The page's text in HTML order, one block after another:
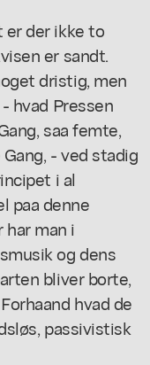
er der ikke to
er sandt.
dristig, men
hvad Pressen
saa femte,
- ved stadig
i al
paa denne
har man i
og dens
bliver borte,
hvad de
passivistisk